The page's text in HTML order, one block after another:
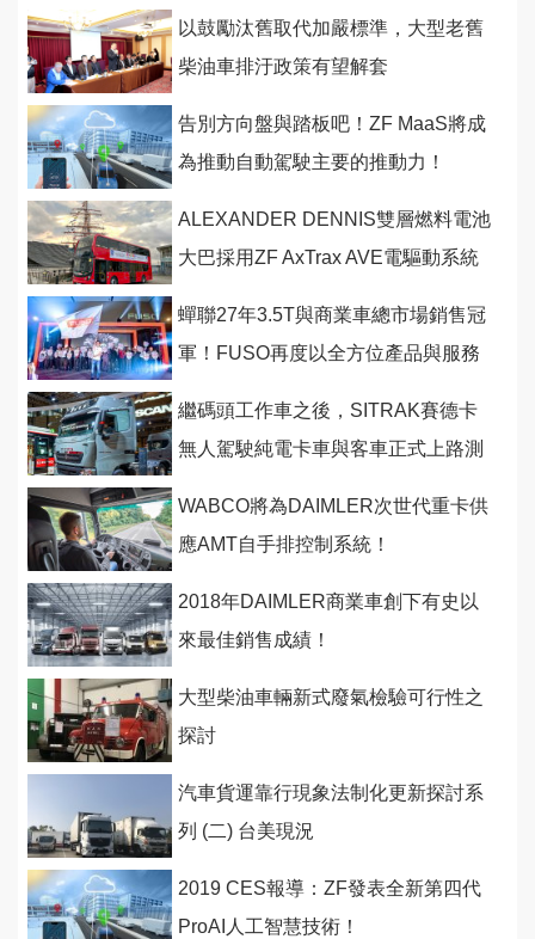
以鼓勵汰舊取代加嚴標準，大型老舊
柴油車排汙政策有望解套
告別方向盤與踏板吧！ZF MaaS將成
為推動自動駕駛主要的推動力！
ALEXANDER DENNIS雙層燃料電池
大巴採用ZF AxTrax AVE電驅動系統
蟬聯27年3.5T與商業車總市場銷售冠
軍！FUSO再度以全方位產品與服務
繼碼頭工作車之後，SITRAK賽德卡
無人駕駛純電卡車與客車正式上路測
WABCO將為DAIMLER次世代重卡供
應AMT自手排控制系統！
2018年DAIMLER商業車創下有史以
來最佳銷售成績！
大型柴油車輛新式廢氣檢驗可行性之
探討
汽車貨運靠行現象法制化更新探討系
列 (二) 台美現況
2019 CES報導：ZF發表全新第四代
ProAI人工智慧技術！